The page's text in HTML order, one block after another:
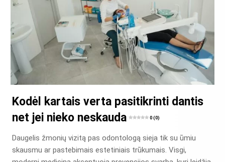
Kodėl kartais verta pasitikrinti dantis
net jei nieko neskauda
0 (0)
Daugelis žmonių vizitą pas odontologą sieja tik su ūmiu
skausmu ar pastebimais estetiniais trūkumais. Visgi,